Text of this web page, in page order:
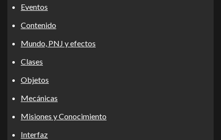
Eventos
Contenido
Mundo, PNJ y efectos
Clases
Objetos
Mecánicas
Misiones y Conocimiento
Interfaz